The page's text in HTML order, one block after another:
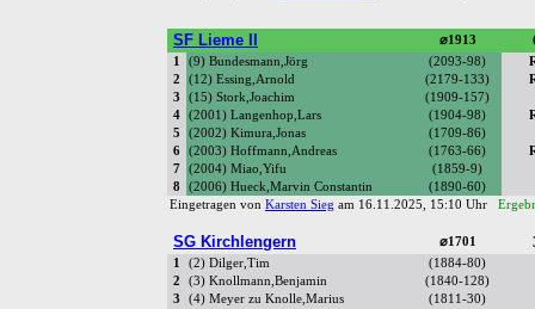
SF Lieme II ⌀1913
1 (9) Bundesmann,Jörg (2093-98)
2
(12) Essing,Arnold (2179-133)
3
(15) Stork,Joachim
(1909-157)
4
(2001) Langenhop,Lars (1904-98)
5
(2002) Kimura,Jonas
(1709-86)
6
(2003) Hoffmann,Andreas (1763-66)
7
(2004) Miao,Yifu
(1859-9)
8
(2006) Hueck,Marvin Constantin
(1890-60)
Eingetragen von Karsten Sieg am 16.11.2025, 15:10 Uhr
SG Kirchlengern ⌀1701
1 (2) Dilger,Tim
(1884-80)
2
(3) Knollmann,Benjamin
(1840-128)
3
(4) Meyer zu Knolle,Marius
(1811-30)